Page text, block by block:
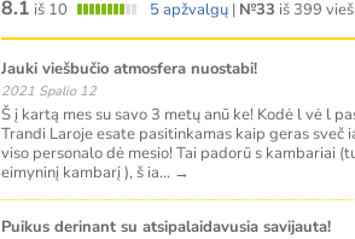
8.1 iš 10 5 apžvalgų | №33 iš 399
Jauki viešbučio atmosfera nuostabi!
2021 Spalio 12
Š į kartą mes su savo 3 metų anū ke! Kodė l vė l
Trandi Laroje esate pasitinkamas kaip geras sveč
viso personalo dė mesio! Tai padorū s kambariai
eimyninį kambarį ), š ia... →
Puikus derinant su atsipalaidavusia savijauta!